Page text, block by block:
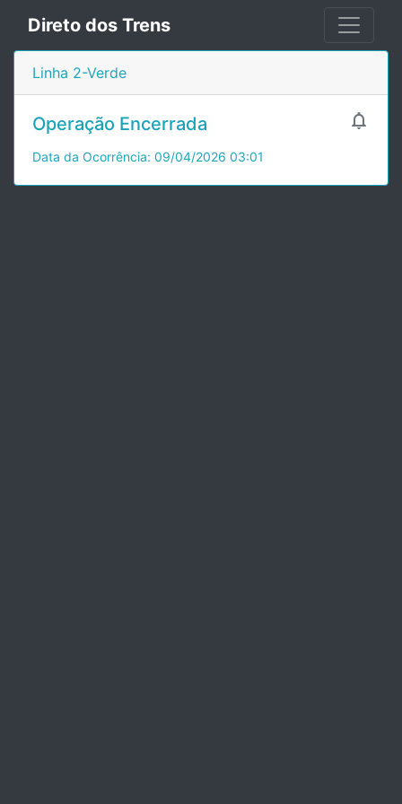
Direto dos Trens
Linha 2-Verde

Operação Encerrada
Data da Ocorrência: 09/04/2026 03:01